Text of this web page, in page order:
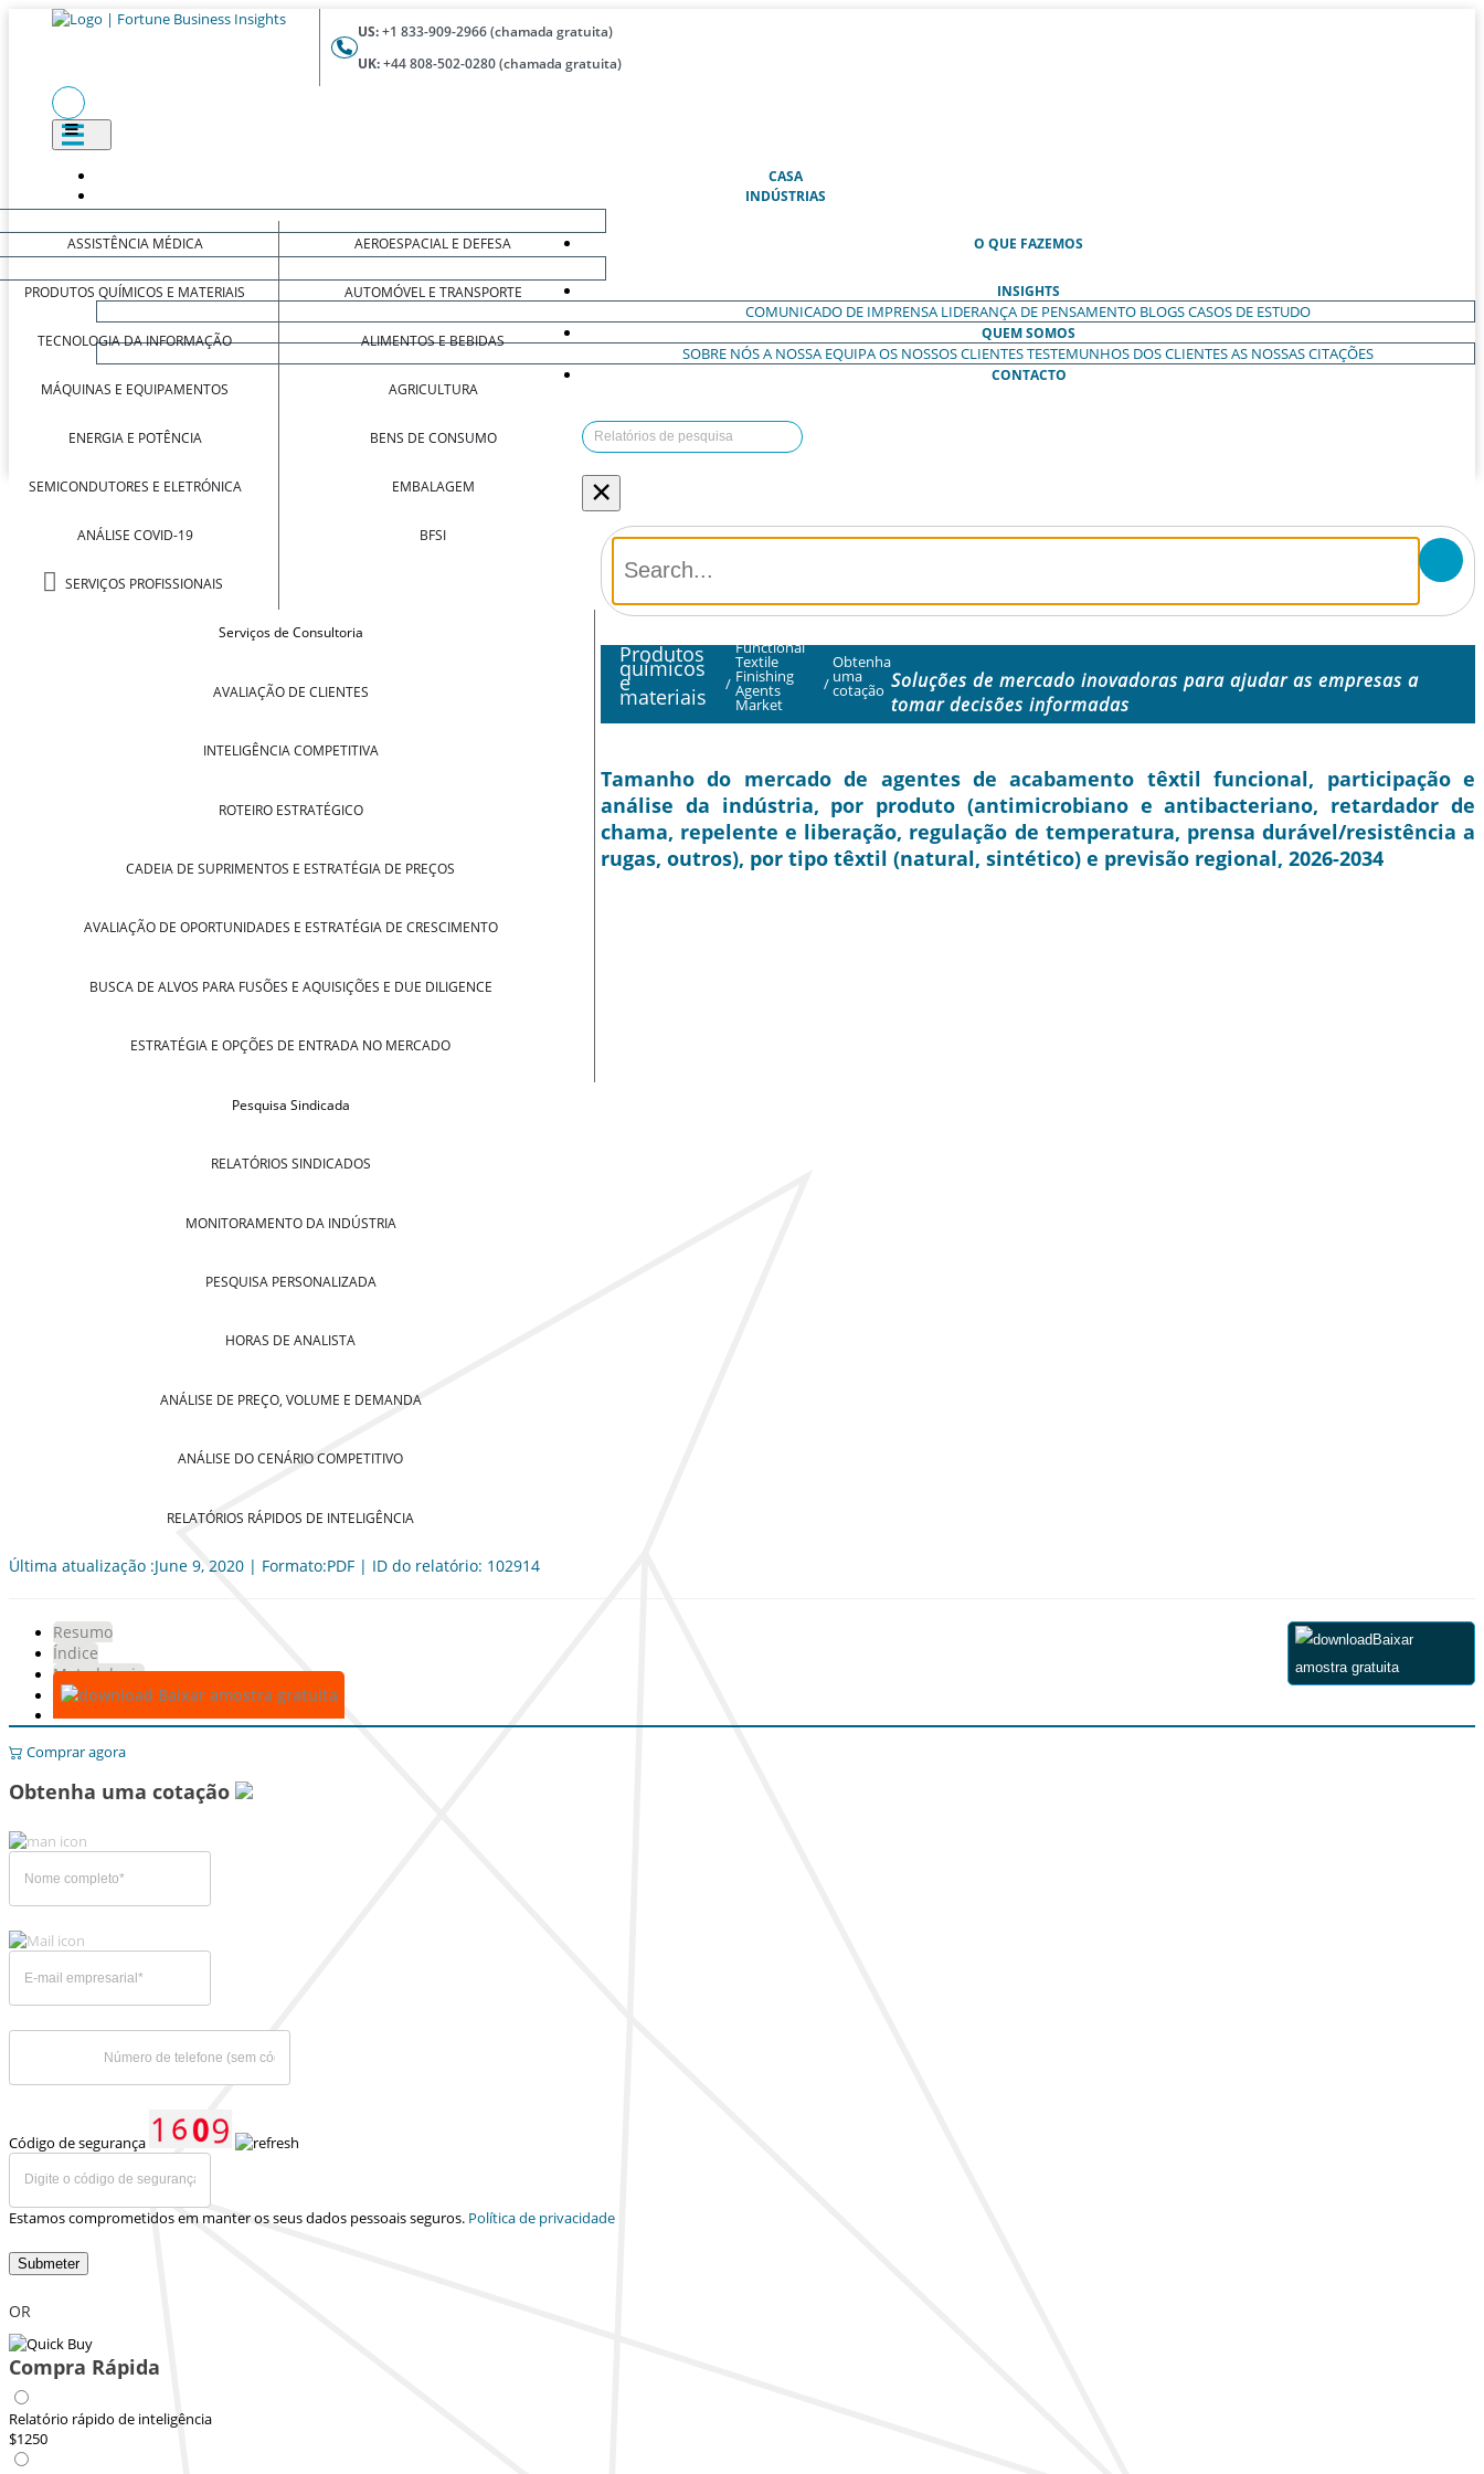
US:+1 833-909-2966 (chamada gratuita)
UK:+44 808-502-0280 (chamada gratuita)
CASA(ATUAL)
INDÚSTRIAS
ASSISTÊNCIA MÉDICA
PRODUTOS QUÍMICOS E MATERIAIS
TECNOLOGIA DA INFORMAÇÃO
MÁQUINAS E EQUIPAMENTOS
ENERGIA E POTÊNCIA
SEMICONDUTORES E ELETRÓNICA
ANÁLISE COVID-19
SERVIÇOS PROFISSIONAIS
AEROESPACIAL E DEFESA
AUTOMÓVEL E TRANSPORTE
ALIMENTOS E BEBIDAS
AGRICULTURA
BENS DE CONSUMO
EMBALAGEM
BFSI
O QUE FAZEMOS
Serviços de Consultoria
AVALIAÇÃO DE CLIENTES
INTELIGÊNCIA COMPETITIVA
ROTEIRO ESTRATÉGICO
CADEIA DE SUPRIMENTOS E ESTRATÉGIA DE PREÇOS
AVALIAÇÃO DE OPORTUNIDADES E ESTRATÉGIA DE CRESCIMENTO
BUSCA DE ALVOS PARA FUSÕES E AQUISIÇÕES E DUE DILIGENCE
ESTRATÉGIA E OPÇÕES DE ENTRADA NO MERCADO
Pesquisa Sindicada
RELATÓRIOS SINDICADOS
MONITORAMENTO DA INDÚSTRIA
PESQUISA PERSONALIZADA
HORAS DE ANALISTA
ANÁLISE DE PREÇO, VOLUME E DEMANDA
ANÁLISE DO CENÁRIO COMPETITIVO
RELATÓRIOS RÁPIDOS DE INTELIGÊNCIA
INSIGHTS
COMUNICADO DE IMPRENSA LIDERANÇA DE PENSAMENTO BLOGSCASOS DE ESTUDO
QUEM SOMOS
SOBRE NÓSA NOSSA EQUIPAOS NOSSOS CLIENTESTESTEMUNHOS DOS CLIENTESAS NOSSAS CITAÇÕES
CONTACTO
×
Produtos
químicos
e
materiais /
Functional
Textile
Finishing
Agents
Market
/
Obtenha
uma
cotação Soluções de mercado inovadoras para ajudar as empresas a
tomar decisões informadas
Tamanho do mercado de agentes de acabamento têxtil funcional, participação e
análise da indústria, por produto (antimicrobiano e antibacteriano, retardador de
chama, repelente e liberação, regulação de temperatura, prensa durável/resistência a
rugas, outros), por tipo têxtil (natural, sintético) e previsão regional, 2026-2034
Última atualização :June 9, 2020 | Formato:PDF | ID do relatório: 102914
Resumo
Índice
Metodologia
Baixar amostra gratuita
Baixar
amostra gratuita
Comprar agora
Obtenha uma cotação
Código de segurança
Estamos comprometidos em manter os seus dados pessoais seguros. Política de privacidade
Submeter
OR
Compra Rápida
Relatório rápido de inteligência
$1250